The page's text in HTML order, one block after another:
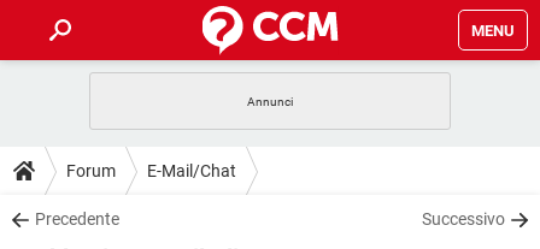
MENU
INTRATTENIMENTO
iOS
GUIDE
COVID-19
DOWNLOAD
Forum E-Mail/Chat
Precedente Successivo